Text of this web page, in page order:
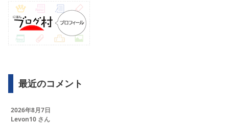
最近のコメント
2026年8月7日
Levon10 さん